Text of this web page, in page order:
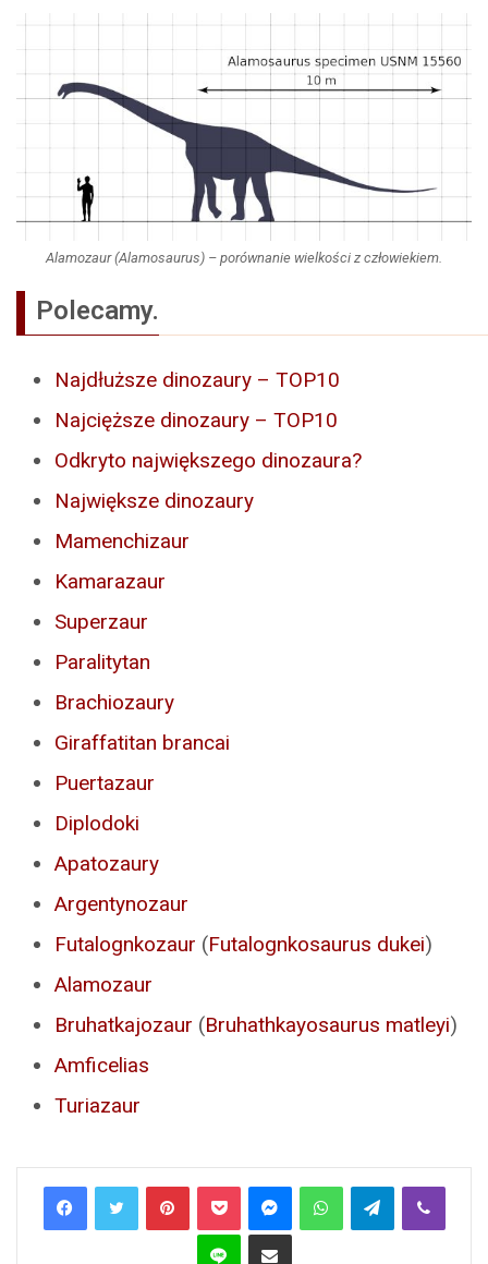
Alamozaur (Alamosaurus) – porównanie wielkości z człowiekiem.
Polecamy.
Najdłuższe dinozaury – TOP10
Najcięższe dinozaury – TOP10
Odkryto największego dinozaura?
Największe dinozaury
Mamenchizaur
Kamarazaur
Superzaur
Paralitytan
Brachiozaury
Giraffatitan brancai
Puertazaur
Diplodoki
Apatozaury
Argentynozaur
Futalognkozaur (Futalognkosaurus dukei)
Alamozaur
Bruhatkajozaur (Bruhathkayosaurus matleyi)
Amficelias
Turiazaur
PinterestPocket MessengerWhatsAppTelegramViber
Line Share via Email